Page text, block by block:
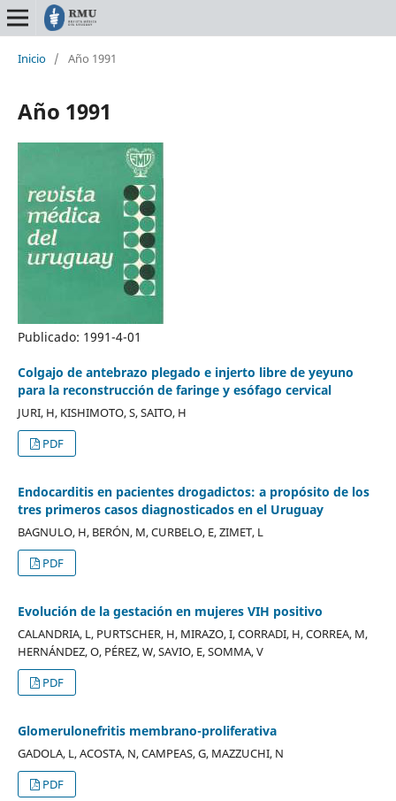
Inicio / Año 1991
Año 1991
Publicado: 1991-4-01
Colgajo de antebrazo plegado e injerto libre de yeyuno
para la reconstrucción de faringe y esófago cervical
JURI, H, KISHIMOTO, S, SAITO, H
PDF
Endocarditis en pacientes drogadictos: a propósito de los
tres primeros casos diagnosticados en el Uruguay
BAGNULO, H, BERÓN, M, CURBELO, E, ZIMET, L
PDF
Evolución de la gestación en mujeres VIH positivo
CALANDRIA, L, PURTSCHER, H, MIRAZO, I, CORRADI, H, CORREA, M,
HERNÁNDEZ, O, PÉREZ, W, SAVIO, E, SOMMA, V
PDF
Glomerulonefritis membrano-proliferativa
GADOLA, L, ACOSTA, N, CAMPEAS, G, MAZZUCHI, N
PDF